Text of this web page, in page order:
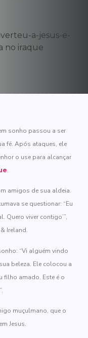
sonho passou a ser
fé. Após ataques, ele
o use para alcançar
.
amigos de sua aldeia.
se questionar: “Eu
Quero viver contigo’”,
Ireland.
“Vi alguém vindo
beleza. Ele colocou a
filho amado. Este é o
muçulmano, que o
Jesus.